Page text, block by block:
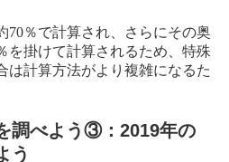
70％で計算され、さらにその奥
を掛けて計算されるため、特殊
は計算方法がより複雑になるた
調べよう③：2019年の
う